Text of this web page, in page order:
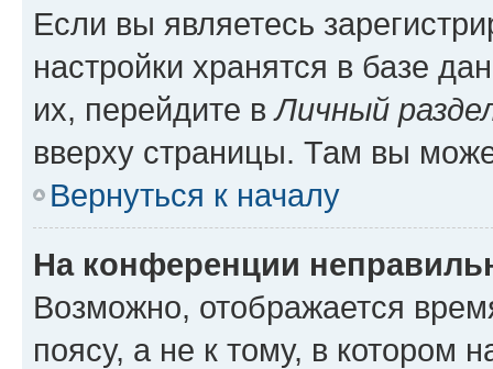
Если вы являетесь
настройки хранятся в базе
их, перейдите вЛичный
вверху страницы. Там вы
Вернуться к началу
На конференции
Возможно, отображается
поясу, а не к тому, в котором